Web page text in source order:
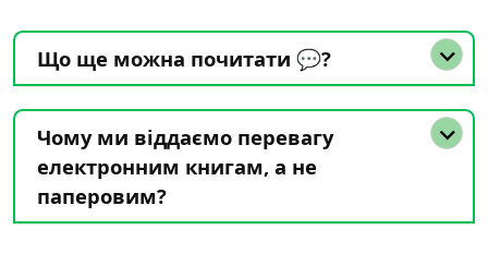
Що ще можна почитати 💬?
Чому ми віддаємо перевагу
електронним книгам, а не
паперовим?